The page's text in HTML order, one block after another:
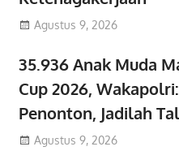
Agustus 9, 2026
35.936 Anak Muda
Cup 2026,
Penonton, Jadilah
Agustus 9, 2026